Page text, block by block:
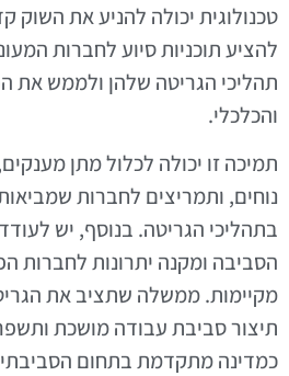
טכנולוגית יכולה להניע את
להציע תוכניות סיוע לחברות
תהליכי הגריטה שלהן ולממש את
והכלכלי.
תמיכה זו יכולה לכלול מתן
נוחים, ותמריצים לחברות
בתהליכי הגריטה. בנוסף, יש
הסביבה ומקנה יתרונות לחברות
מקיימות. ממשלה שתציב את
תיצור סביבת עבודה מושכת
כמדינה מתקדמת בתחום